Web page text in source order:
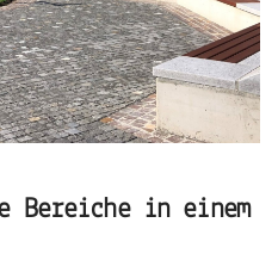
Bereiche in einem